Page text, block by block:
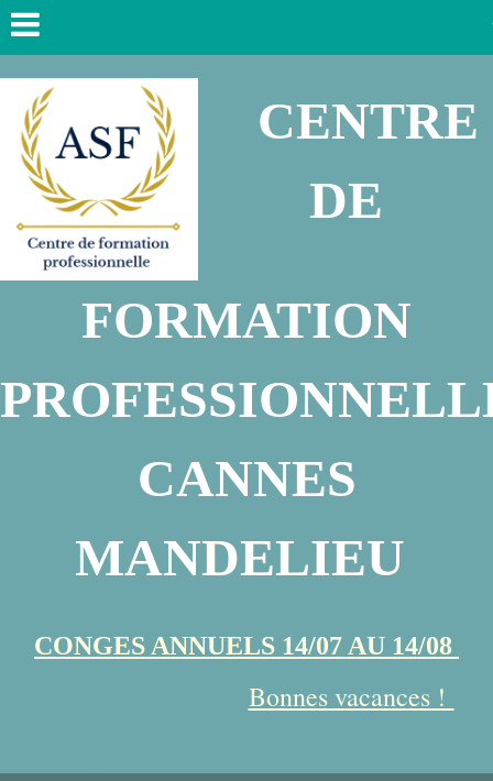
CENTRE
DE
FORMATION
CANNES
MANDELIEU
CONGES ANNUELS 14/07 AU 14/08
Bonnes vacances !